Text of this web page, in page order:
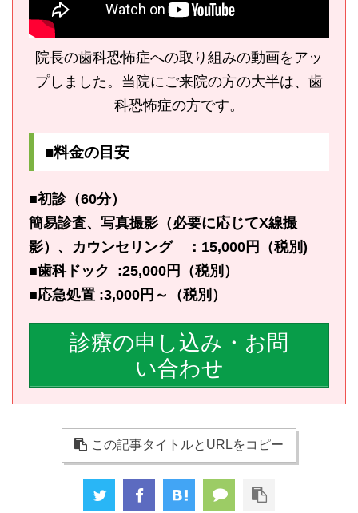
院長の歯科恐怖症への取り組みの動画をアッ
プしました。当院にご来院の方の大半は、歯
科恐怖症の方です。
■料金の目安
■初診（60分）
簡易診査、写真撮影（必要に応じてX線撮
影）、カウンセリング ：15,000円（税別)
■歯科ドック :25,000円（税別）
■応急処置 :3,000円～（税別）
診療の申し込み・お問
い合わせ
この記事タイトルとURLをコピー